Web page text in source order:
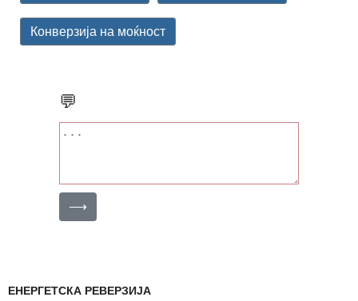
Конверзија на моќност
💬
⟶
ЕНЕРГЕТСКА РЕВЕРЗИЈА